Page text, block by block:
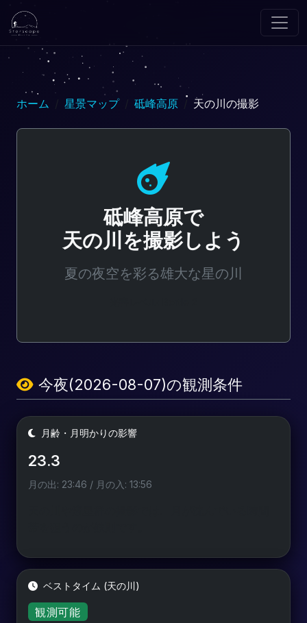
ホーム 星景マップ 砥峰高原 天の川の撮影
砥峰高原で
天の川を撮影しよう
夏の夜空を彩る雄大な星の川
今夜(2026-08-07)の観測条件
月齢・月明かりの影響
23.3
月の出: 23:46 / 月の入: 13:56
ベストタイム (天の川)
観測可能